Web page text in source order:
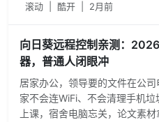
于企业如何从碳基管理困局走
滚动 酷开 2月前
向日葵远程控制亲测：
器，普通人闭眼冲
居家办公，领导要的文件在公
家不会连WiFi、不会清理手机
上课，宿舍电脑忘关，论文素